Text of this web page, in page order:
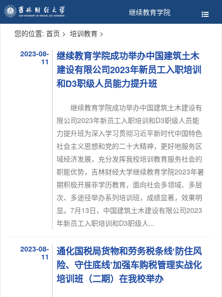
继续教育学院
您的位置: 首页 > 培训教育 >
2023-08-
11
继续教育学院成功举办中国建筑土木
建设有限公司2023年新员工入职培训
和D3职级人员能力提升班
继续教育学院成功举办中国建筑土木建设有
限公司2023年新员工入职培训和D3职级人员能
力提升班为深入学习贯彻习近平新时代中国特色
社会主义思想和党的二十大精神，更好地服务区
域经济发展，充分发挥我校培训教育服务社会的
职能优势，吉林财经大学继续教育学院2023年暑
期积极开展非学历教育，面向社会多领域、多层
次、多途径举办系列培训班，成绩显著，效果明
显。7月13日，中国建筑土木建设有限公司2023
年新员工入职培训和D3职级人...
2023-08-
11
通化国税局货物和劳务税条线‘防住风
险、守住底线’加强车购税管理实战化
培训班（二期）在我校举办